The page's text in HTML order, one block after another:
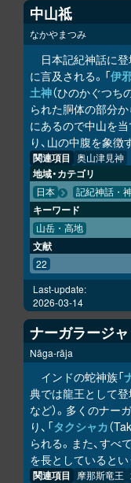
中山祗
なかやまつみ
日本記紀神話に登
に言及される。「伊
土神（ひのかぐつち
られた胴体の部分
にあるので中山を当
り、山の中腹を象徴
関連項目 奥山津見神
地域・カテゴリ
日本 記紀神話・
キーワード
山岳・高地
文献
22
Last-update:
2026-03-14
ナーガラージャ
Nāga-rāja
インドの蛇神族「
典では龍王として登
など）。多くのナ
り、「タクシャカ（
られる。また、すべ
を長としているとい
関連項目 摩那斯竜王